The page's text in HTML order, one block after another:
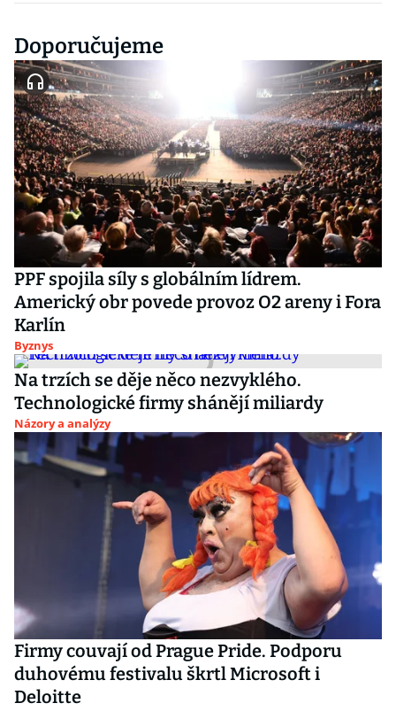
Doporučujeme
PPF spojila síly s globálním lídrem.
Americký obr povede provoz O2 areny i Fora
Karlín
Byznys
Na trzích se děje něco nezvyklého.
Technologické firmy shánějí miliardy
Názory a analýzy
Firmy couvají od Prague Pride. Podporu
duhovému festivalu škrtl Microsoft i
Deloitte